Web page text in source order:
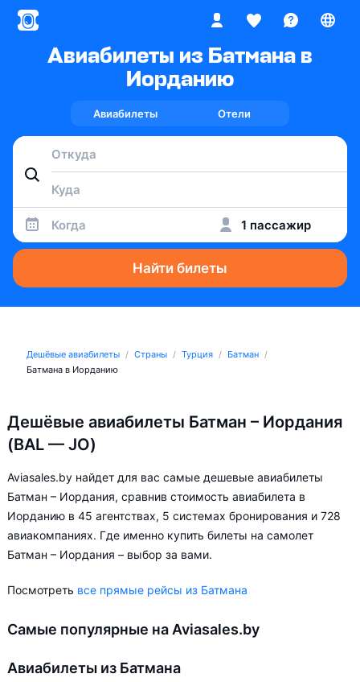
Авиабилеты из Батмана в
Иорданию
Авиабилеты Отели
Когда 1 пассажир
Найти билеты
Дешёвые авиабилеты Страны Турция
Батман
Батмана в Иорданию
Дешёвые авиабилеты Батман – Иордания
(BAL — JO)
Aviasales.by найдет для вас самые дешевые авиабилеты
Батман – Иордания, сравнив стоимость авиабилета в
Иорданию в 45 агентствах, 5 системах бронирования и 728
авиакомпаниях. Где именно купить билеты на самолет
Батман – Иордания – выбор за вами.
Посмотреть все прямые рейсы из Батмана
Самые популярные на Aviasales.by
Авиабилеты из Батмана